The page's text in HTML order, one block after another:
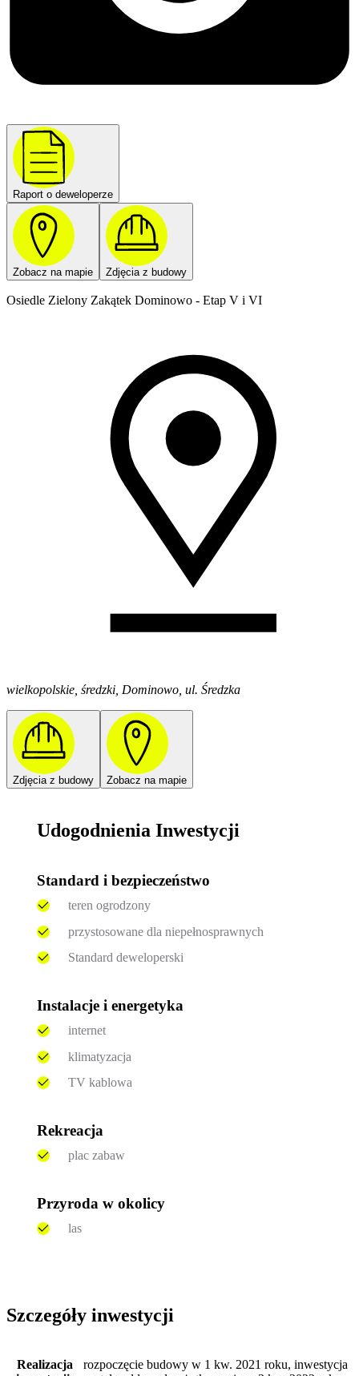
Raport o deweloperze
Zobacz na mapie Zdjęcia z budowy
Osiedle Zielony Zakątek Dominowo - Etap V i VI
wielkopolskie, średzki, Dominowo, ul. Średzka
Zdjęcia z budowy Zobacz na mapie
Udogodnienia Inwestycji
Standard i bezpieczeństwo
teren ogrodzony
przystosowane dla niepełnosprawnych
Standard deweloperski
Instalacje i energetyka
internet
klimatyzacja
TV kablowa
Rekreacja
plac zabaw
Przyroda w okolicy
las
Szczegóły inwestycji
Realizacja
rozpoczęcie budowy w 1 kw. 2021 roku, inwestycja